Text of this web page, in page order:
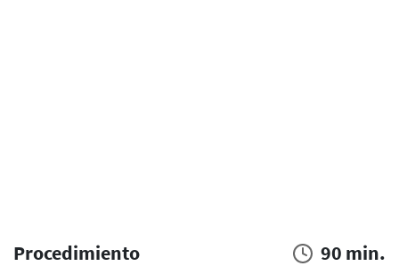
Procedimiento 90 min.